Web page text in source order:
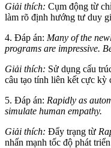
Giải thích: Cụm động từ
làm rõ định hướng tư duy
4. Đáp án: Many of the
programs are impressive.
Giải thích: Sử dụng cấu
câu tạo tính liên kết cực kỳ
5. Đáp án: Rapidly as
simulate human empathy.
Giải thích: Đẩy trạng từ
nhấn mạnh tốc độ phát